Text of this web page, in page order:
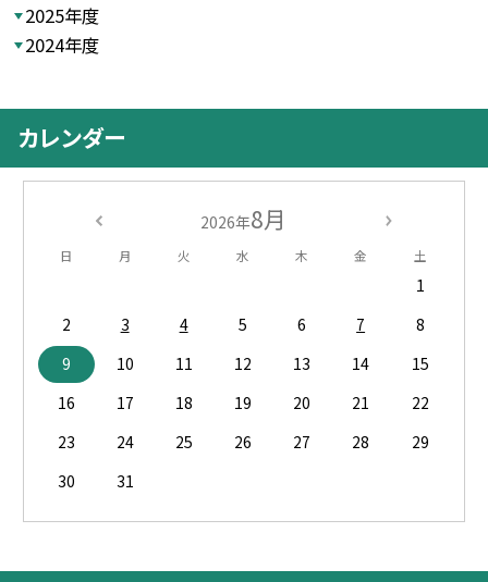
2025年度
2024年度
カレンダー
2026年8月
日 月 火 水 木 金 土
1
2
3 4 5 6 7
8
9
10 11 12 13 14
15
16
17 18 19 20 21
22
23
24 25 26 27 28
29
30
31